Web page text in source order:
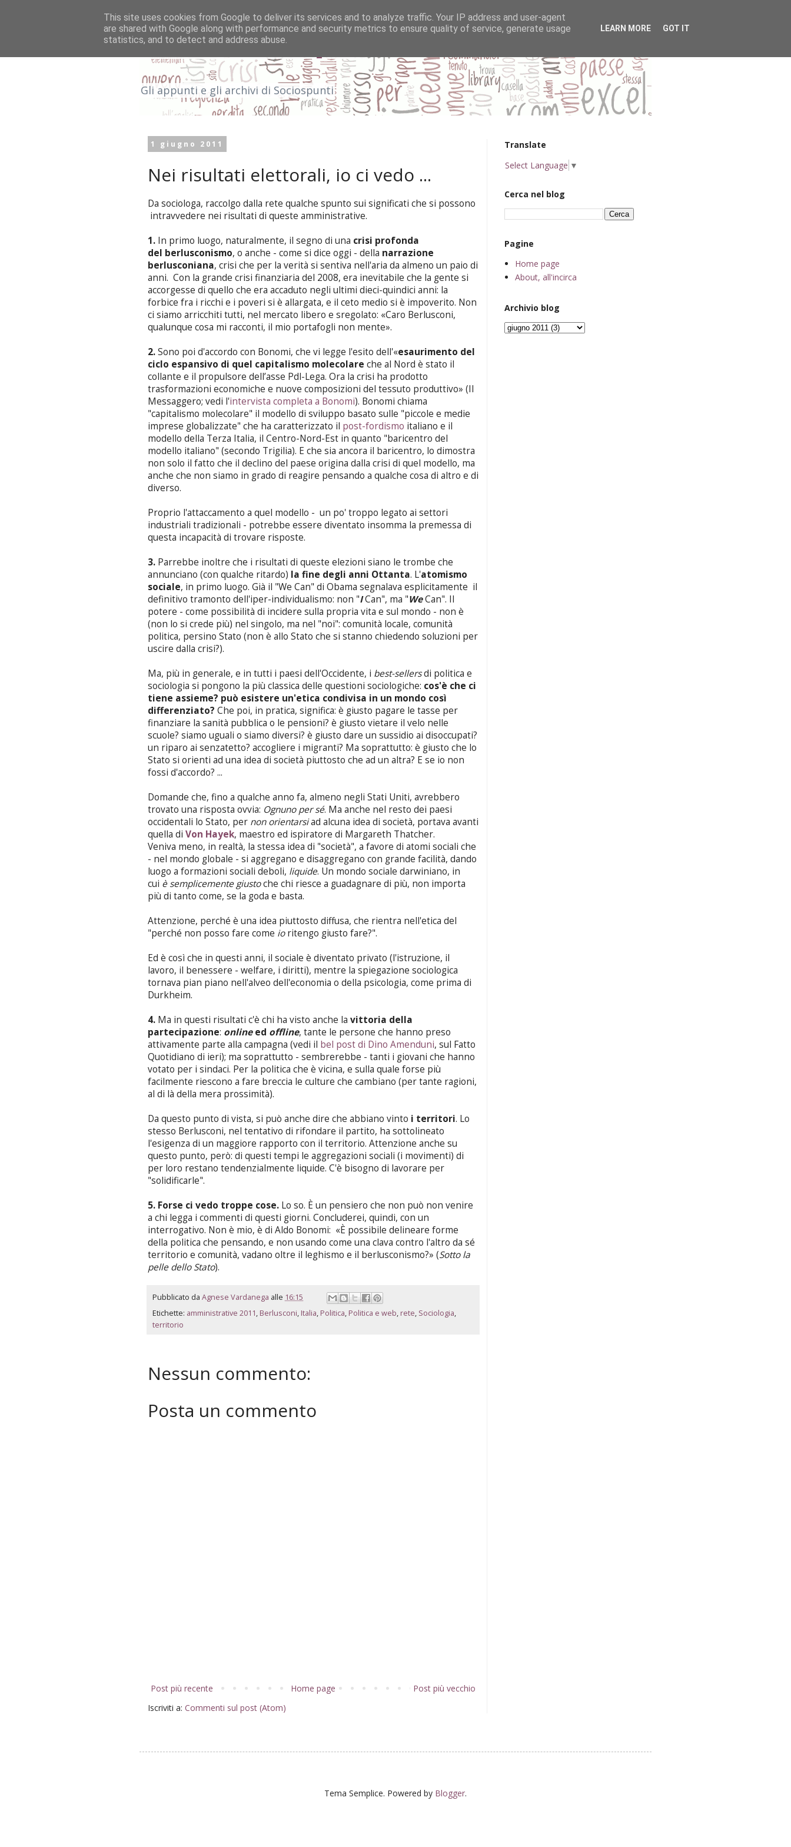
Gli Archivi di Sociospunti
Gli appunti e gli archivi di Sociospunti
1 giugno 2011
Nei risultati elettorali, io ci vedo ...
Da sociologa, raccolgo dalla rete qualche spunto sui significati che si possono
intravvedere nei risultati di queste amministrative.
1. In primo luogo, naturalmente, il segno di una crisi profonda
del berlusconismo, o anche - come si dice oggi - della narrazione
berlusconiana, crisi che per la verità si sentiva nell'aria da almeno un paio di
anni. Con la grande crisi finanziaria del 2008, era inevitabile che la gente si
accorgesse di quello che era accaduto negli ultimi dieci-quindici anni: la
forbice fra i ricchi e i poveri si è allargata, e il ceto medio si è impoverito. Non
ci siamo arricchiti tutti, nel mercato libero e sregolato: «Caro Berlusconi,
qualunque cosa mi racconti, il mio portafogli non mente».
2.Sono poi d'accordo con Bonomi, che vi legge l'esito dell'«esaurimento del
ciclo espansivo di quel capitalismo molecolare che al Nord è stato il
collante e il propulsore dell’asse Pdl-Lega. Ora la crisi ha prodotto
trasformazioni economiche e nuove composizioni del tessuto produttivo» (Il
Messaggero; vedi l'intervista completa a Bonomi). Bonomi chiama
"capitalismo molecolare" il modello di sviluppo basato sulle "piccole e medie
imprese globalizzate" che ha caratterizzato il post-fordismo italiano e il
modello della Terza Italia, il Centro-Nord-Est in quanto "baricentro del
modello italiano" (secondo Trigilia). E che sia ancora il baricentro, lo dimostra
non solo il fatto che il declino del paese origina dalla crisi di quel modello, ma
anche che non siamo in grado di reagire pensando a qualche cosa di altro e di
diverso.
Proprio l'attaccamento a quel modello - un po' troppo legato ai settori
industriali tradizionali - potrebbe essere diventato insomma la premessa di
questa incapacità di trovare risposte.
3. Parrebbe inoltre che i risultati di queste elezioni siano le trombe che
annunciano (con qualche ritardo) la fine degli anni Ottanta. L'atomismo
sociale, in primo luogo. Già il "We Can" di Obama segnalava esplicitamente il
definitivo tramonto dell'iper-individualismo: non "ICan", ma "WeCan". Il
potere - come possibilità di incidere sulla propria vita e sul mondo - non è
(non lo si crede più) nel singolo, ma nel "noi": comunità locale, comunità
politica, persino Stato (non è allo Stato che si stanno chiedendo soluzioni per
uscire dalla crisi?).
Ma, più in generale, e in tutti i paesi dell'Occidente, i best-sellersdi politica e
sociologia si pongono la più classica delle questioni sociologiche: cos'è che ci
tiene assieme? può esistere un'etica condivisa in un mondo così
differenziato? Che poi, in pratica, significa: è giusto pagare le tasse per
finanziare la sanità pubblica o le pensioni? è giusto vietare il velo nelle
scuole? siamo uguali o siamo diversi? è giusto dare un sussidio ai disoccupati?
un riparo ai senzatetto? accogliere i migranti? Ma soprattutto: è giusto che lo
Stato si orienti ad una idea di società piuttosto che ad un altra? E se io non
fossi d'accordo? ...
Domande che, fino a qualche anno fa, almeno negli Stati Uniti, avrebbero
trovato una risposta ovvia: Ognuno per sé. Ma anche nel resto dei paesi
occidentali lo Stato, per non orientarsiad alcuna idea di società, portava avanti
quella di Von Hayek, maestro ed ispiratore di Margareth Thatcher.
Veniva meno, in realtà, la stessa idea di "società", a favore di atomi sociali che
- nel mondo globale - si aggregano e disaggregano con grande facilità, dando
luogo a formazioni sociali deboli, liquide. Un mondo sociale darwiniano, in
cui è semplicemente giustoche chi riesce a guadagnare di più, non importa
più di tanto come, se la goda e basta.
Attenzione, perché è una idea piuttosto diffusa, che rientra nell'etica del
"perché non posso fare come ioritengo giusto fare?".
Ed è così che in questi anni, il sociale è diventato privato (l'istruzione, il
lavoro, il benessere - welfare, i diritti), mentre la spiegazione sociologica
tornava pian piano nell'alveo dell'economia o della psicologia, come prima di
Durkheim.
4. Ma in questi risultati c'è chi ha visto anche la vittoria della
partecipazione: onlineed offline, tante le persone che hanno preso
attivamente parte alla campagna (vedi il bel post di Dino Amenduni, sul Fatto
Quotidiano di ieri); ma soprattutto - sembrerebbe - tanti i giovani che hanno
votato per i sindaci. Per la politica che è vicina, e sulla quale forse più
facilmente riescono a fare breccia le culture che cambiano (per tante ragioni,
al di là della mera prossimità).
Da questo punto di vista, si può anche dire che abbiano vinto i territori. Lo
stesso Berlusconi, nel tentativo di rifondare il partito, ha sottolineato
l'esigenza di un maggiore rapporto con il territorio. Attenzione anche su
questo punto, però: di questi tempi le aggregazioni sociali (i movimenti) di
per loro restano tendenzialmente liquide. C'è bisogno di lavorare per
"solidificarle".
5. Forse ci vedo troppe cose. Lo so. È un pensiero che non può non venire
a chi legga i commenti di questi giorni. Concluderei, quindi, con un
interrogativo. Non è mio, è di Aldo Bonomi: «È possibile delineare forme
della politica che pensando, e non usando come una clava contro l'altro da sé
territorio e comunità, vadano oltre il leghismo e il berlusconismo?» (Sotto la
pelle dello Stato).
Pubblicato da Agnese Vardanega alle 16:15
Etichette: amministrative 2011, Berlusconi, Italia, Politica, Politica e web, rete, Sociologia,
territorio
Nessun commento:
Posta un commento
Post più recente Post più vecchio
Home page
Iscriviti a: Commenti sul post (Atom)
Translate
Select Language ▼
Cerca nel blog
Pagine
Home page
About, all'incirca
Archivio blog
Tema Semplice. Powered by Blogger.
This site uses cookies from Google to deliver its services and to analyze traffic. Your IP address and user-agent
are shared with Google along with performance and security metrics to ensure quality of service, generate usage
statistics, and to detect and address abuse.
LEARN MORE GOT IT